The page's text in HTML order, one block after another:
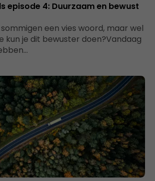
episode 4: Duurzaam en bewust
een vies woord, maar wel
kun je dit bewuster doen?Vandaag